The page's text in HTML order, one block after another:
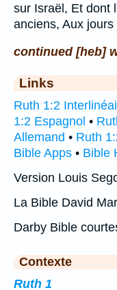
sur Israël, Et dont
anciens, Aux
continued [heb]
Links
Ruth 1:2
1:2 Espagnol •
Allemand • Ruth
Bible Apps • Bible
Version Louis
La Bible David
Darby Bible
Contexte
Ruth 1